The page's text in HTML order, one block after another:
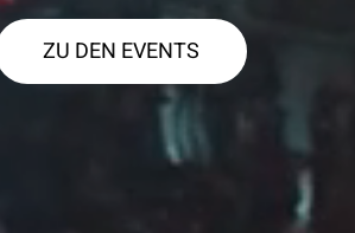
ZU DEN EVENTS